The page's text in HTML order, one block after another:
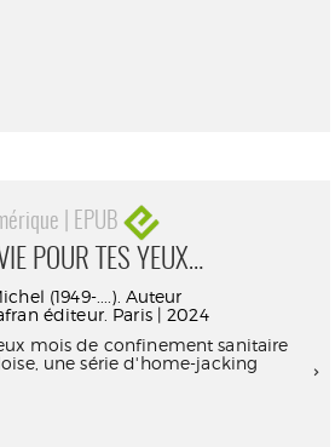
| EPUB
POUR TES YEUX…
(1949-....). Auteur
éditeur. Paris | 2024
mois de confinement sanitaire
une série d'home-jacking